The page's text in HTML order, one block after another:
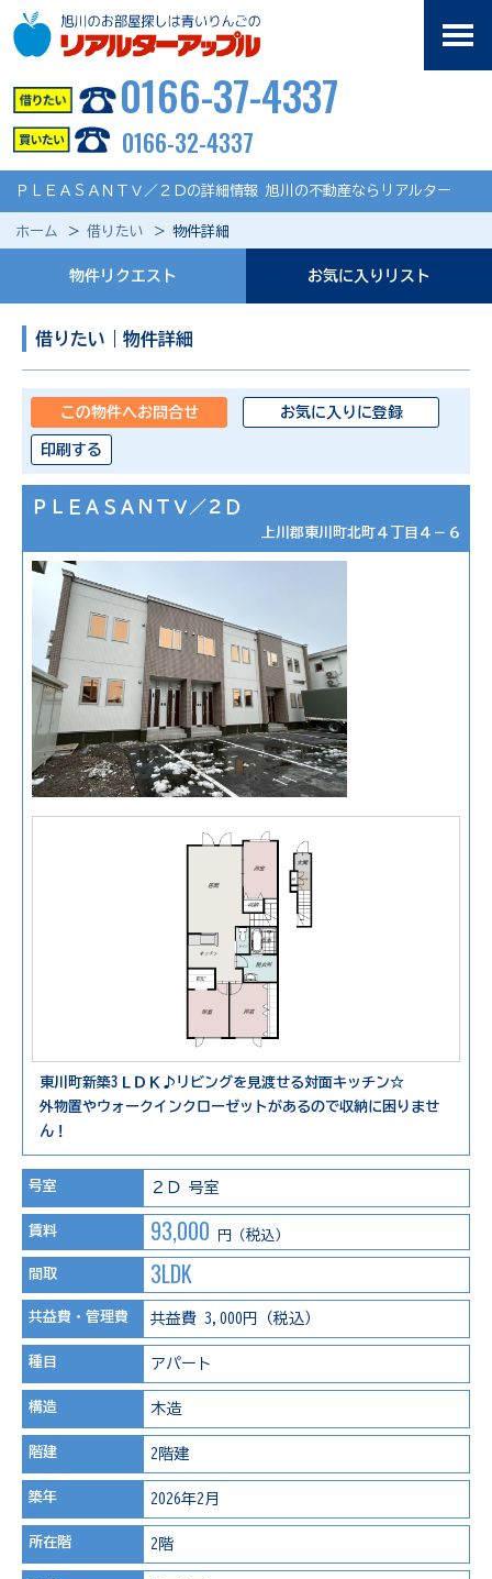
0166-37-4337
0166-32-4337
ＰＬＥＡＳＡＮＴⅤ／２Ｄの詳細情報 旭川の不動産ならリアルター
ホーム 借りたい 物件詳細
物件リクエスト お気に入りリスト
借りたい｜物件詳細
この物件へお問合せ お気に入りに登録
印刷する
ＰＬＥＡＳＡＮＴⅤ／２Ｄ
上川郡東川町北町４丁目４－６
東川町新築3ＬＤＫ♪リビングを見渡せる対面キッチン☆
外物置やウォークインクローゼットがあるので収納に困りませ
ん！
号室 ２Ｄ 号室
賃料 93,000 円（税込）
間取 3LDK
共益費・管理費 共益費 3,000円（税込）
種目 アパート
構造 木造
階建 2階建
築年 2026年2月
所在階 2階